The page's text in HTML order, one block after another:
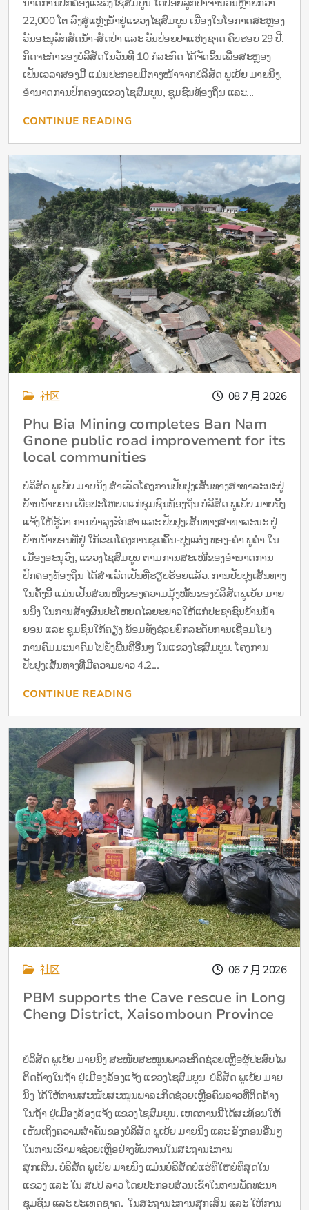
22,000 ໂຕ ລົງສູ່ແຫຼ່ງນໍ້າຢູ່ແຂວງໄຊສົມບູນ ເນື່ອງໃນໂອກາດສະຫຼອງ
ວັນອະນຸລັກສັດນໍ້າ-ສັດປ່າ ແລະ ວັນປ່ອຍປາແຫ່ງຊາດ ຄົບຮອບ 29 ປີ.
ກິດຈະກຳຂອງບໍລິສັດໃນວັນທີ 10 ກໍລະກົດ ໄດ້ຈັດຂຶ້ນເພື່ອສະຫຼອງ
ເປັນເວລາສອງມື້ ແມ່ນປະກອບມີຕາງໜ້າຈາກບໍລິສັດ ພູເບ້ຍ ມາຍນິງ,
ອໍານາດການປົກຄອງແຂວງໄຊສົມບູນ, ຊຸມຊົນທ້ອງຖິ່ນ ແລະ...
CONTINUE READING
社区 08 7 月 2026
Phu Bia Mining completes Ban Nam
Gnone public road improvement for its
local communities
ບໍລິສັດ ພູເບ້ຍ ມາຍນິງ ສຳເລັດໂຄງການປັບປຸງເສັ້ນທາງສາທາລະນະຢູ່
ບ້ານນໍ້າຍອນ ເພື່ອປະໂຫຍດແກ່ຊຸມຊົນທ້ອງຖິ່ນ ບໍລິສັດ ພູເບ້ຍ ມາຍນິິ້ງ
ແຈ້ງໃຫ້ຮູ້ວ່າ ການບຳລຸງຮັກສາ ແລະ ປັບປຸງເສັ້ນທາງສາທາລະນະ ຢູ່
ບ້ານນໍ້າຍອນທີ່ຢູ່ ໃກ້ເຂດໂຄງການຂຸດຄົ້ນ-ປຸງແຕ່ງ ທອງ-ຄຳ ພູຄຳ ໃນ
ເມືອງອະນຸວົງ, ແຂວງໄຊສົມບູນ ຕາມການສະເໜີຂອງອຳນາດການ
ປົກຄອງທ້ອງຖິ່ນ ໄດ້ສຳເລັດເປັນທີ່ຮຽບຮ້ອຍແລ້ວ. ການປັບປຸງເສັ້ນທາງ
ໃນຄັ້ງນີ້ ແມ່ນເປັນສ່ວນໜຶ່ງຂອງຄວາມມຸ້ງໝັ້ນຂອງບໍລິສັດພູເບ້ຍ ມາຍ
ນນິງ ໃນການສ້າງຜົນປະໂຫຍດໄລຍະຍາວໃຫ້ແກ່ປະຊາຊົນບ້ານນໍ້າ
ຍອນ ແລະ ຊຸມຊົນໃກ້ຄຽງ ພ້ອມທັງຊ່ວຍຍົກລະດັບການເຊື່ອມໂຍງ
ການຄົມມະນາຄົມໄປຍັງພື້ນທີ່ອື່ນໆ ໃນແຂວງໄຊສົມບູນ. ໂຄງການ
ປັບປຸງເສັ້ນທາງທີ່ມີຄວາມຍາວ 4.2...
CONTINUE READING
社区 06 7 月 2026
PBM supports the Cave rescue in Long
Cheng District, Xaisomboun Province
ບໍລິສັດ ພູເບ້ຍ ມາຍນິງ ສະໜັບສະໜູນພາລະກິດຊ່ວຍເຫຼືອຜູ້ປະສົບໄພ
ຕິດຄ້າງໃນຖໍ້າ ຢູ່ເມືອງລ້ອງແຈ້ງ ແຂວງໄຊສົມບູນ ບໍລິສັດ ພູເບ້ຍ ມາຍ
ນິງ ໄດ້ໃຫ້ການສະໜັບສະໜູນພາລະກິດຊ່ວຍເຫຼືອຄົນລາວທີ່ຕິດຄ້າງ
ໃນຖໍ້າ ຢູ່ເມືອງລ້ອງແຈ້ງ ແຂວງໄຊສົມບູນ. ເຫດການນີ້ໄດ້ສະທ້ອນໃຫ້
ເຫັນເຖິງຄວາມສຳຄັນຂອງບໍລິສັດ ພູເບ້ຍ ມາຍນິງ ແລະ ອົງກອນອື່ນໆ
ໃນການເຂົ້າມາຊ່ວຍເຫຼືອຢ່າງທັນການໃນສະຖານະການ
ສຸກເສີນ. ບໍລິສັດ ພູເບ້ຍ ມາຍນິງ ແມ່ນບໍລິສັດບໍ່ແຮ່ທີ່ໃຫຍ່ທີ່ສຸດໃນ
ແຂວງ ແລະ ໃນ ສປປ ລາວ ໂດຍປະກອບສ່ວນເຂົ້າໃນການພັດທະນາ
ຊຸມຊົນ ແລະ ປະເທດຊາດ. ໃນສະຖານະການສຸກເສີນ ແລະ ໃຫ້ການ